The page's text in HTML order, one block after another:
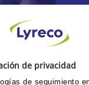
Ya.